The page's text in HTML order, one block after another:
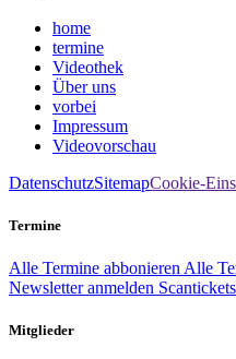
home
termine
Videothek
Über uns
vorbei
Impressum
Videovorschau
DatenschutzSitemapCookie-
Termine
Alle Termine abbonieren Alle
Newsletter anmelden Scantickets
Mitglieder